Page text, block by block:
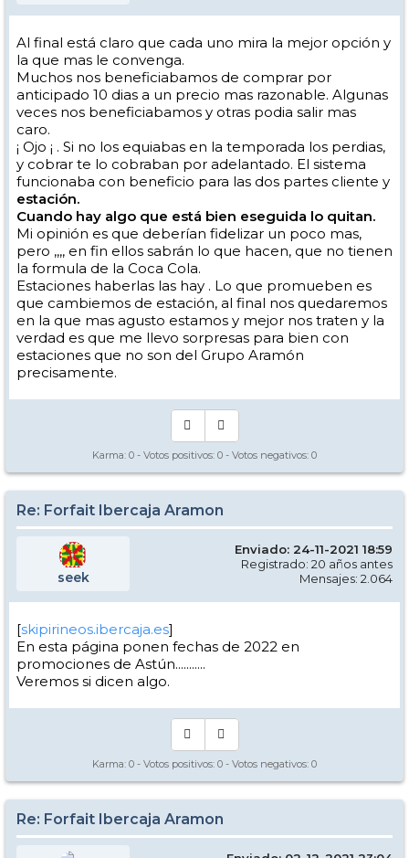
Al final está claro que cada uno mira la mejor opción y
la que mas le convenga.
Muchos nos beneficiabamos de comprar por
anticipado 10 dias a un precio mas razonable. Algunas
veces nos beneficiabamos y otras podia salir mas
caro.
¡ Ojo ¡ . Si no los equiabas en la temporada los perdias,
y cobrar te lo cobraban por adelantado. El sistema
funcionaba con beneficio para las dos partes cliente y
estación.
Cuando hay algo que está bien eseguida lo quitan.
Mi opinión es que deberían fidelizar un poco mas,
pero ,,,, en fin ellos sabrán lo que hacen, que no tienen
la formula de la Coca Cola.
Estaciones haberlas las hay . Lo que promueben es
que cambiemos de estación, al final nos quedaremos
en la que mas agusto estamos y mejor nos traten y la
verdad es que me llevo sorpresas para bien con
estaciones que no son del Grupo Aramón
precisamente.
Karma: 0 - Votos positivos: 0 - Votos negativos: 0
Re: Forfait Ibercaja Aramon
seek
Enviado: 24-11-2021 18:59
Registrado: 20 años antes
Mensajes: 2.064
[skipirineos.ibercaja.es]
En esta página ponen fechas de 2022 en
promociones de Astún...........
Veremos si dicen algo.
Karma: 0 - Votos positivos: 0 - Votos negativos: 0
Re: Forfait Ibercaja Aramon